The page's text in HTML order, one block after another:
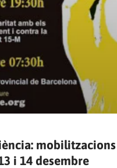
mobilitzacions
i 14 desembre